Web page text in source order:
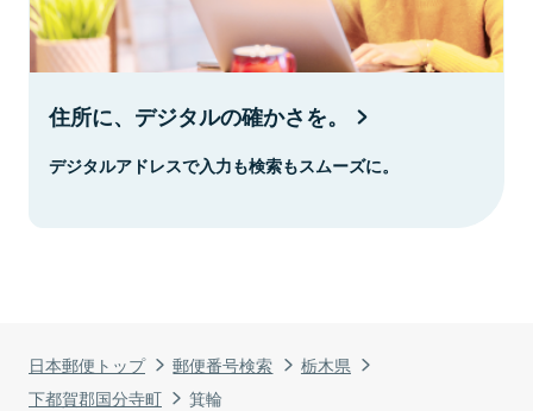
日本郵便トップ 郵便番号検索
栃木県
下都賀郡国分寺町
箕輪
住所に、デジタルの確かさを。
デジタルアドレスで入力も検索もスムーズに。